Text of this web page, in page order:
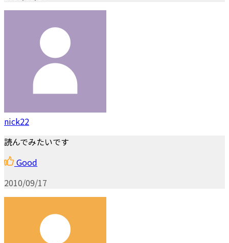
nick22
読んでみたいです
Good
2010/09/17